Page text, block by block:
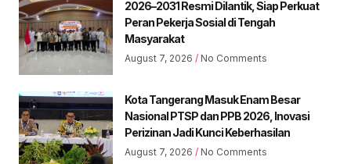
2026–2031 Resmi Dilantik, Siap Perkuat
Peran Pekerja Sosial di Tengah
Masyarakat
August 7, 2026 No Comments
Kota Tangerang Masuk Enam Besar
Nasional PTSP dan PPB 2026, Inovasi
Perizinan Jadi Kunci Keberhasilan
August 7, 2026 No Comments